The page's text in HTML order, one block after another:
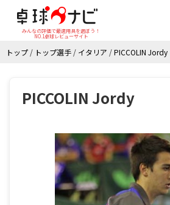
みんなの評価で最適用具を選ぼう！
NO.1卓球レビューサイト
トップ / トップ選手 / イタリア /PICCOLIN Jordy
PICCOLIN Jordy